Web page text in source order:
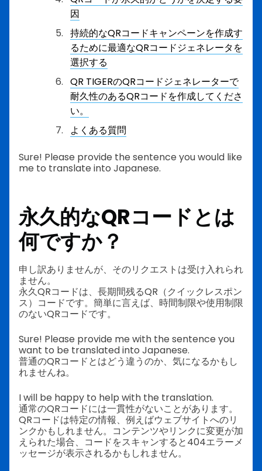
因
持続的なQRコードキャンペーンを作成す
るために最適なQRコードジェネレータを
選択する
QR TIGERのQRコードジェネレーターで
耐久性のあるQRコードを作成してくださ
い。
よくある質問
Sure! Please provide the sentence you would like
me to translate into Japanese.
永久的なQRコードとは
何ですか？
申し訳ありませんが、そのリクエストは受け入れられ
ません。
永久QRコードは、長期間残るQR（クイックレスポン
ス）コードです。簡単に言えば、時間制限や使用制限
のないQRコードです。
Sure! Please provide me with the sentence you
want to be translated into Japanese.
普通のQRコードとはどう違うのか、気になるかもし
れませんね。
I will be happy to help with the translation.
通常のQRコードには一貫性がないことがあります。
QRコードは特定の情報、例えばウェブサイトへのリ
ンクかもしれません。コンテンツやリンクに変更が加
えられた場合、コードをスキャンすると404エラーメ
ッセージが表示されるかもしれません。